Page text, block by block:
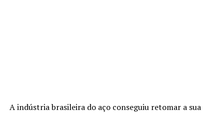
A indústria brasileira do aço conseguiu retomar a sua